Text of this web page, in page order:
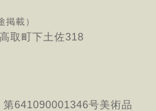
載）
取町下土佐318
641090001346号美術品